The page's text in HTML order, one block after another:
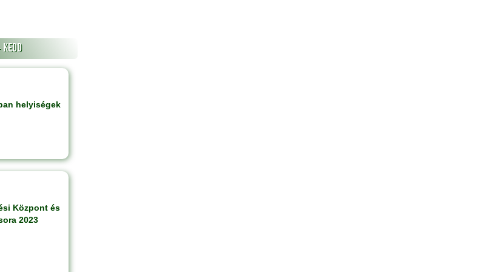
helyiségek
Központ és
2023